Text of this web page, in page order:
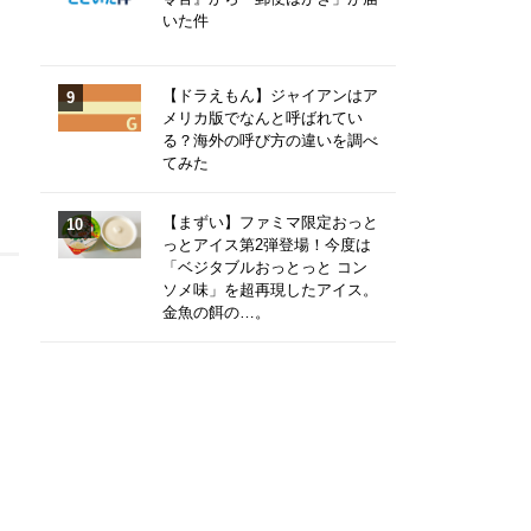
いた件
【ドラえもん】ジャイアンはア
メリカ版でなんと呼ばれてい
る？海外の呼び方の違いを調べ
てみた
【まずい】ファミマ限定おっと
っとアイス第2弾登場！今度は
「ベジタブルおっとっと コン
ソメ味」を超再現したアイス。
金魚の餌の…。